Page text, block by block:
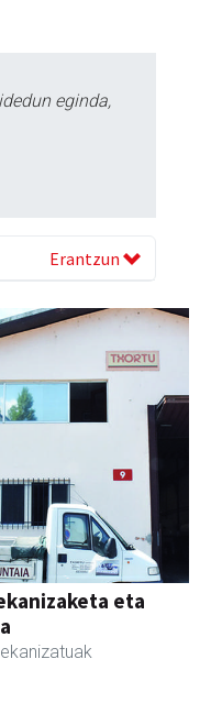
eginda,
Erantzun
eta